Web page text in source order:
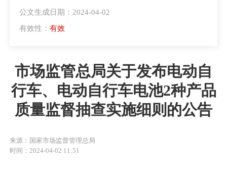
公文生成日期：2024-04-02
有效性： 有效
市场监管总局关于发布电动自
行车、电动自行车电池2种产品
质量监督抽查实施细则的公告
来源：国家市场监督管理总局
时间：2024-04-02 11:51